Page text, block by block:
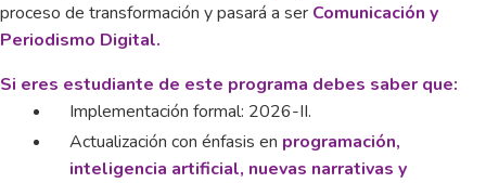
proceso de transformación y pasará a ser Comunicación y
Periodismo Digital.
Si eres estudiante de este programa debes saber que:
Implementación formal: 2026-II.
Actualización con énfasis en programación,
inteligencia artificial, nuevas narrativas y